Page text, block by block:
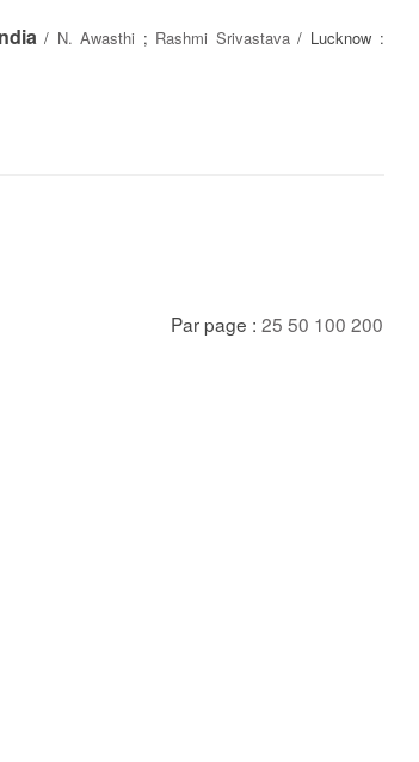
/ N. Awasthi ; Rashmi Srivastava/ Lucknow :
Par page : 25 50 100 200